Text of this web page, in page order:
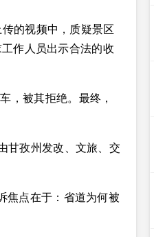
的视频中，质疑景区
作人员出示合法的收
，被其拒绝。最终，
甘孜州发改、文旅、交
焦点在于：省道为何被